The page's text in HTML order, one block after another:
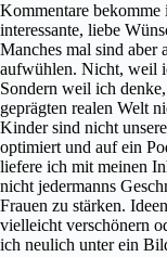
Kommentare
interessante, liebe
Manches mal sind aber
aufwühlen. Nicht, weil
Sondern weil ich
geprägten realen Welt
Kinder sind nicht
optimiert und auf ein
liefere ich mit meinen
nicht jedermanns
Frauen zu stärken.
vielleicht verschönern
ich neulich unter ein